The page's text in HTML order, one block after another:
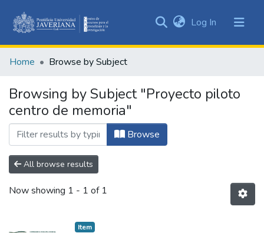
&
All of DSpace
Log In (current)
Home Browse by Subject
Browsing by Subject "Proyecto piloto
centro de memoria"
Browse
All browse results
Now showing 1 - 1 of 1
Item